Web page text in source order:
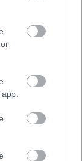
EGY SOR
Induló és